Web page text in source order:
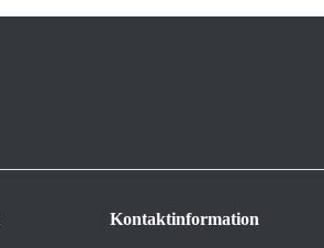
Kontaktinformation